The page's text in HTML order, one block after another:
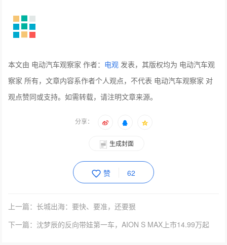
本文由 电动汽车观察家 作者： 电观 发表，其版权均为 电动汽车观
察家 所有，文章内容系作者个人观点，不代表 电动汽车观察家 对
观点赞同或支持。如需转载，请注明文章来源。
分享：
生成封面
赞 62
上一篇：长城出海：要快、要准，还要狠
下一篇：沈梦辰的反向带娃第一车，AION S MAX上市14.99万起